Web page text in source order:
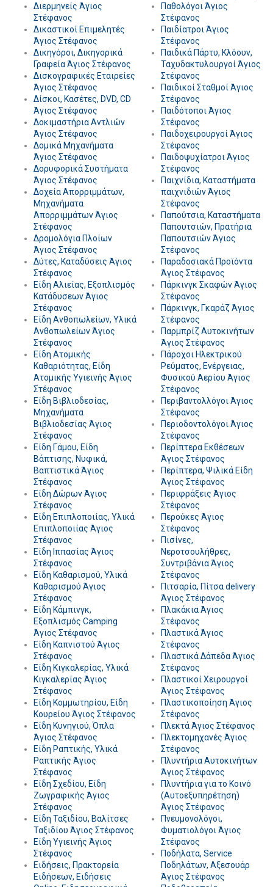
Διερμηνείς Άγιος
Στέφανος
Δικαστικοί Επιμελητές
Άγιος Στέφανος
Δικηγόροι, Δικηγορικά
Γραφεία Άγιος Στέφανος
Δισκογραφικές Εταιρείες
Άγιος Στέφανος
Δίσκοι, Κασέτες, DVD, CD
Άγιος Στέφανος
Δοκιμαστήρια Αντλιών
Άγιος Στέφανος
Δομικά Μηχανήματα
Άγιος Στέφανος
Δορυφορικά Συστήματα
Άγιος Στέφανος
Δοχεία Απορριμμάτων,
Μηχανήματα
Απορριμμάτων Άγιος
Στέφανος
Δρομολόγια Πλοίων
Άγιος Στέφανος
Δύτες, Καταδύσεις Άγιος
Στέφανος
Είδη Αλιείας, Εξοπλισμός
Κατάδυσεων Άγιος
Στέφανος
Είδη Ανθοπωλείων, Υλικά
Ανθοπωλείων Άγιος
Στέφανος
Είδη Ατομικής
Καθαριότητας, Είδη
Ατομικής Υγιεινής Άγιος
Στέφανος
Είδη Βιβλιοδεσίας,
Μηχανήματα
Βιβλιοδεσίας Άγιος
Στέφανος
Είδη Γάμου, Είδη
Βάπτισης, Νυφικά,
Βαπτιστικά Άγιος
Στέφανος
Είδη Δώρων Άγιος
Στέφανος
Είδη Επιπλοποιίας, Υλικά
Επιπλοποιίας Άγιος
Στέφανος
Είδη Ιππασίας Άγιος
Στέφανος
Είδη Καθαρισμού, Υλικά
Καθαρισμού Άγιος
Στέφανος
Είδη Κάμπινγκ,
Εξοπλισμός Camping
Άγιος Στέφανος
Είδη Καπνιστού Άγιος
Στέφανος
Είδη Κιγκαλερίας, Υλικά
Κιγκαλερίας Άγιος
Στέφανος
Είδη Κομμωτηρίου, Είδη
Κουρείου Άγιος Στέφανος
Είδη Κυνηγιού, Όπλα
Άγιος Στέφανος
Είδη Ραπτικής, Υλικά
Ραπτικής Άγιος
Στέφανος
Είδη Σχεδίου, Είδη
Ζωγραφικής Άγιος
Στέφανος
Είδη Ταξιδίου, Βαλίτσες
Ταξιδίου Άγιος Στέφανος
Είδη Υγιεινής Άγιος
Στέφανος
Ειδήσεις, Πρακτορεία
Ειδήσεων, Ειδήσεις
Παθολόγοι Άγιος
Στέφανος
Παιδίατροι Άγιος
Στέφανος
Παιδικά Πάρτυ, Κλόουν,
Ταχυδακτυλουργοί Άγιος
Στέφανος
Παιδικοί Σταθμοί Άγιος
Στέφανος
Παιδότοποι Άγιος
Στέφανος
Παιδοχειρουργοί Άγιος
Στέφανος
Παιδοψυχίατροι Άγιος
Στέφανος
Παιχνίδια, Καταστήματα
παιχνιδιών Άγιος
Στέφανος
Παπούτσια, Καταστήματα
Παπουτσιών, Πρατήρια
Παπουτσιών Άγιος
Στέφανος
Παραδοσιακά Προϊόντα
Άγιος Στέφανος
Πάρκινγκ Σκαφών Άγιος
Στέφανος
Πάρκινγκ, Γκαράζ Άγιος
Στέφανος
Παρμπρίζ Αυτοκινήτων
Άγιος Στέφανος
Πάροχοι Ηλεκτρικού
Ρεύματος, Ενέργειας,
Φυσικού Αερίου Άγιος
Στέφανος
Περιβαντολλόγοι Άγιος
Στέφανος
Περιοδοντολόγοι Άγιος
Στέφανος
Περίπτερα Εκθέσεων
Άγιος Στέφανος
Περίπτερα, Ψιλικά Είδη
Άγιος Στέφανος
Περιφράξεις Άγιος
Στέφανος
Περούκες Άγιος
Στέφανος
Πισίνες,
Νεροτσουλήθρες,
Συντριβάνια Άγιος
Στέφανος
Πιτσαρία, Πίτσα delivery
Άγιος Στέφανος
Πλακάκια Άγιος
Στέφανος
Πλαστικά Άγιος
Στέφανος
Πλαστικά Δάπεδα Άγιος
Στέφανος
Πλαστικοί Χειρουργοί
Άγιος Στέφανος
Πλαστικοποίηση Άγιος
Στέφανος
Πλεκτά Άγιος Στέφανος
Πλεκτομηχανές Άγιος
Στέφανος
Πλυντήρια Αυτοκινήτων
Άγιος Στέφανος
Πλυντήρια για το Κοινό
(Αυτοεξυπηρέτηση)
Άγιος Στέφανος
Πνευμονολόγοι,
Φυματιολόγοι Άγιος
Στέφανος
Ποδήλατα, Service
Ποδηλάτων, Αξεσουάρ
Άγιος Στέφανος